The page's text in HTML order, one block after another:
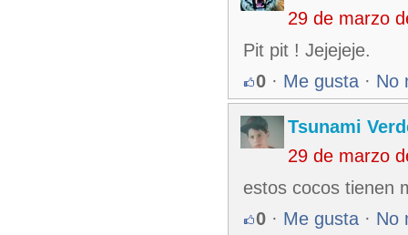
29 de marzo
Pit pit ! Jejejeje.
0 · Me gusta · No
Tsunami
29 de marzo
estos cocos tienen
0 · Me gusta · No